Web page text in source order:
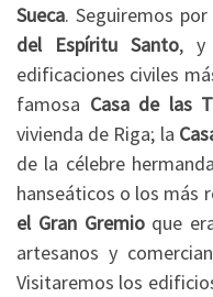
Sueca. Seguiremos
del Espíritu Santo, y
edificaciones civiles
famosa Casa de las
vivienda de Riga; la
de la célebre
hanseáticos o los más
el Gran Gremioque
artesanos y
Visitaremos los